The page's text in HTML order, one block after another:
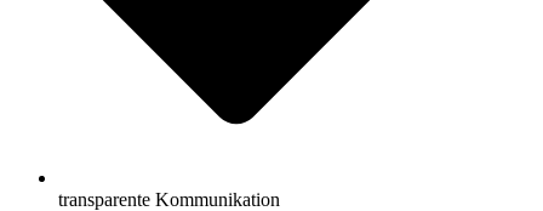
transparente Kommunikation